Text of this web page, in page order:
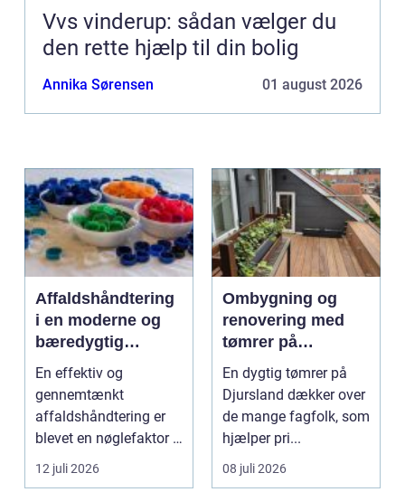
Vvs vinderup: sådan vælger du
den rette hjælp til din bolig
Annika Sørensen 01 august 2026
Affaldshåndtering
i en moderne og
bæredygtig
hverdag
En effektiv og
gennemtænkt
affaldshåndtering er
blevet en nøglefaktor i
den grønne omstilling.
Vi st...
12 juli 2026
Ombygning og
renovering med
tømrer på
Djursland
En dygtig tømrer på
Djursland dækker over
de mange fagfolk, som
hjælper pri...
08 juli 2026